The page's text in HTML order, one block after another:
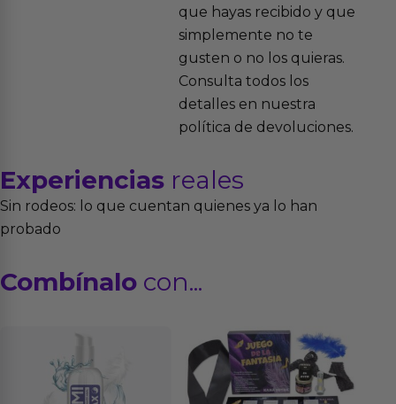
que hayas recibido y que
simplemente no te
gusten o no los quieras.
Consulta todos los
detalles en nuestra
política de devoluciones.
Experiencias reales
Sin rodeos: lo que cuentan quienes ya lo han
probado
Combínalo con...